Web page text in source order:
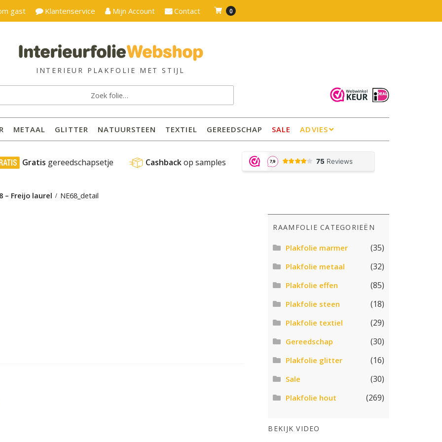
gast Klantenservice Mijn Account Contact 0
METAAL GLITTER NATUURSTEEN TEXTIEL GEREEDSCHAP SALE ADVIES
Gratis gereedschapsetje Cashback op samples
– Freijo laurel NE68_detail
RAAMFOLIE CATEGORIEËN
Plakfolie marmer (35)
Plakfolie metaal (32)
Plakfolie effen (85)
Plakfolie steen (18)
Plakfolie textiel (29)
Gereedschap (30)
Plakfolie glitter (16)
Sale (30)
Plakfolie hout (269)
BEKIJK VIDEO